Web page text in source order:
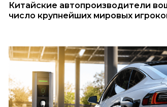
Китайские автопроизводители
число крупнейших мировых